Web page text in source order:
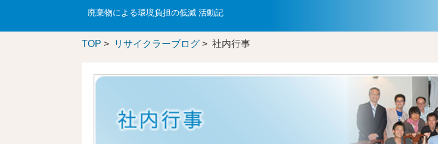
主なリサイクル処理の事例
お客様の問題解決
会社情報
廃棄物による環境負担の低減 活動記
TOP > リサイクラーブログ > 社内行事